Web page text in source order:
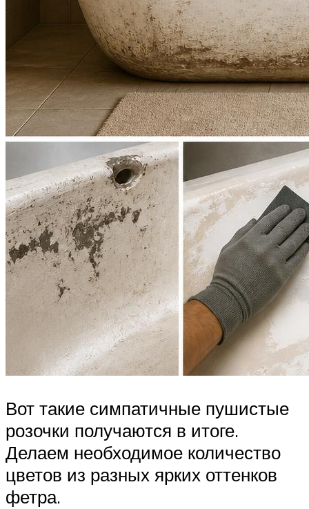
Вот такие симпатичные пушистые
розочки получаются в итоге.
Делаем необходимое количество
цветов из разных ярких оттенков
фетра.